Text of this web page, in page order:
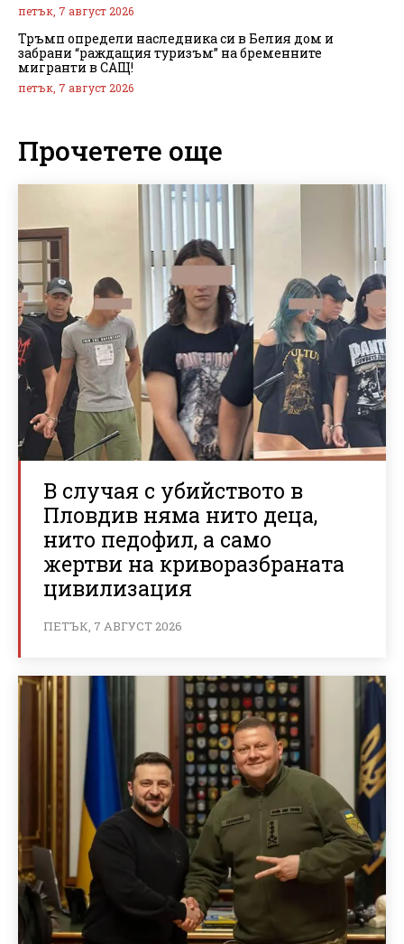
петък, 7 август 2026
Тръмп определи наследника си в Белия дом и
забрани “раждащия туризъм” на бременните
мигранти в САЩ!
петък, 7 август 2026
Прочетете още
В случая с убийството в
Пловдив няма нито деца,
нито педофил, а само
жертви на криворазбраната
цивилизация
ПЕТЪК, 7 АВГУСТ 2026